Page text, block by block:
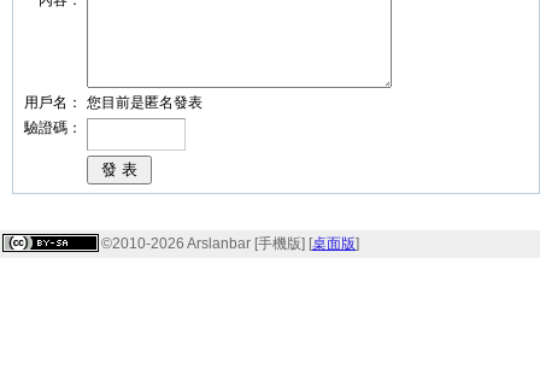
用戶名：
您目前是匿名發表
驗證碼：
©2010-2026 Arslanbar [手機版] [桌面版]